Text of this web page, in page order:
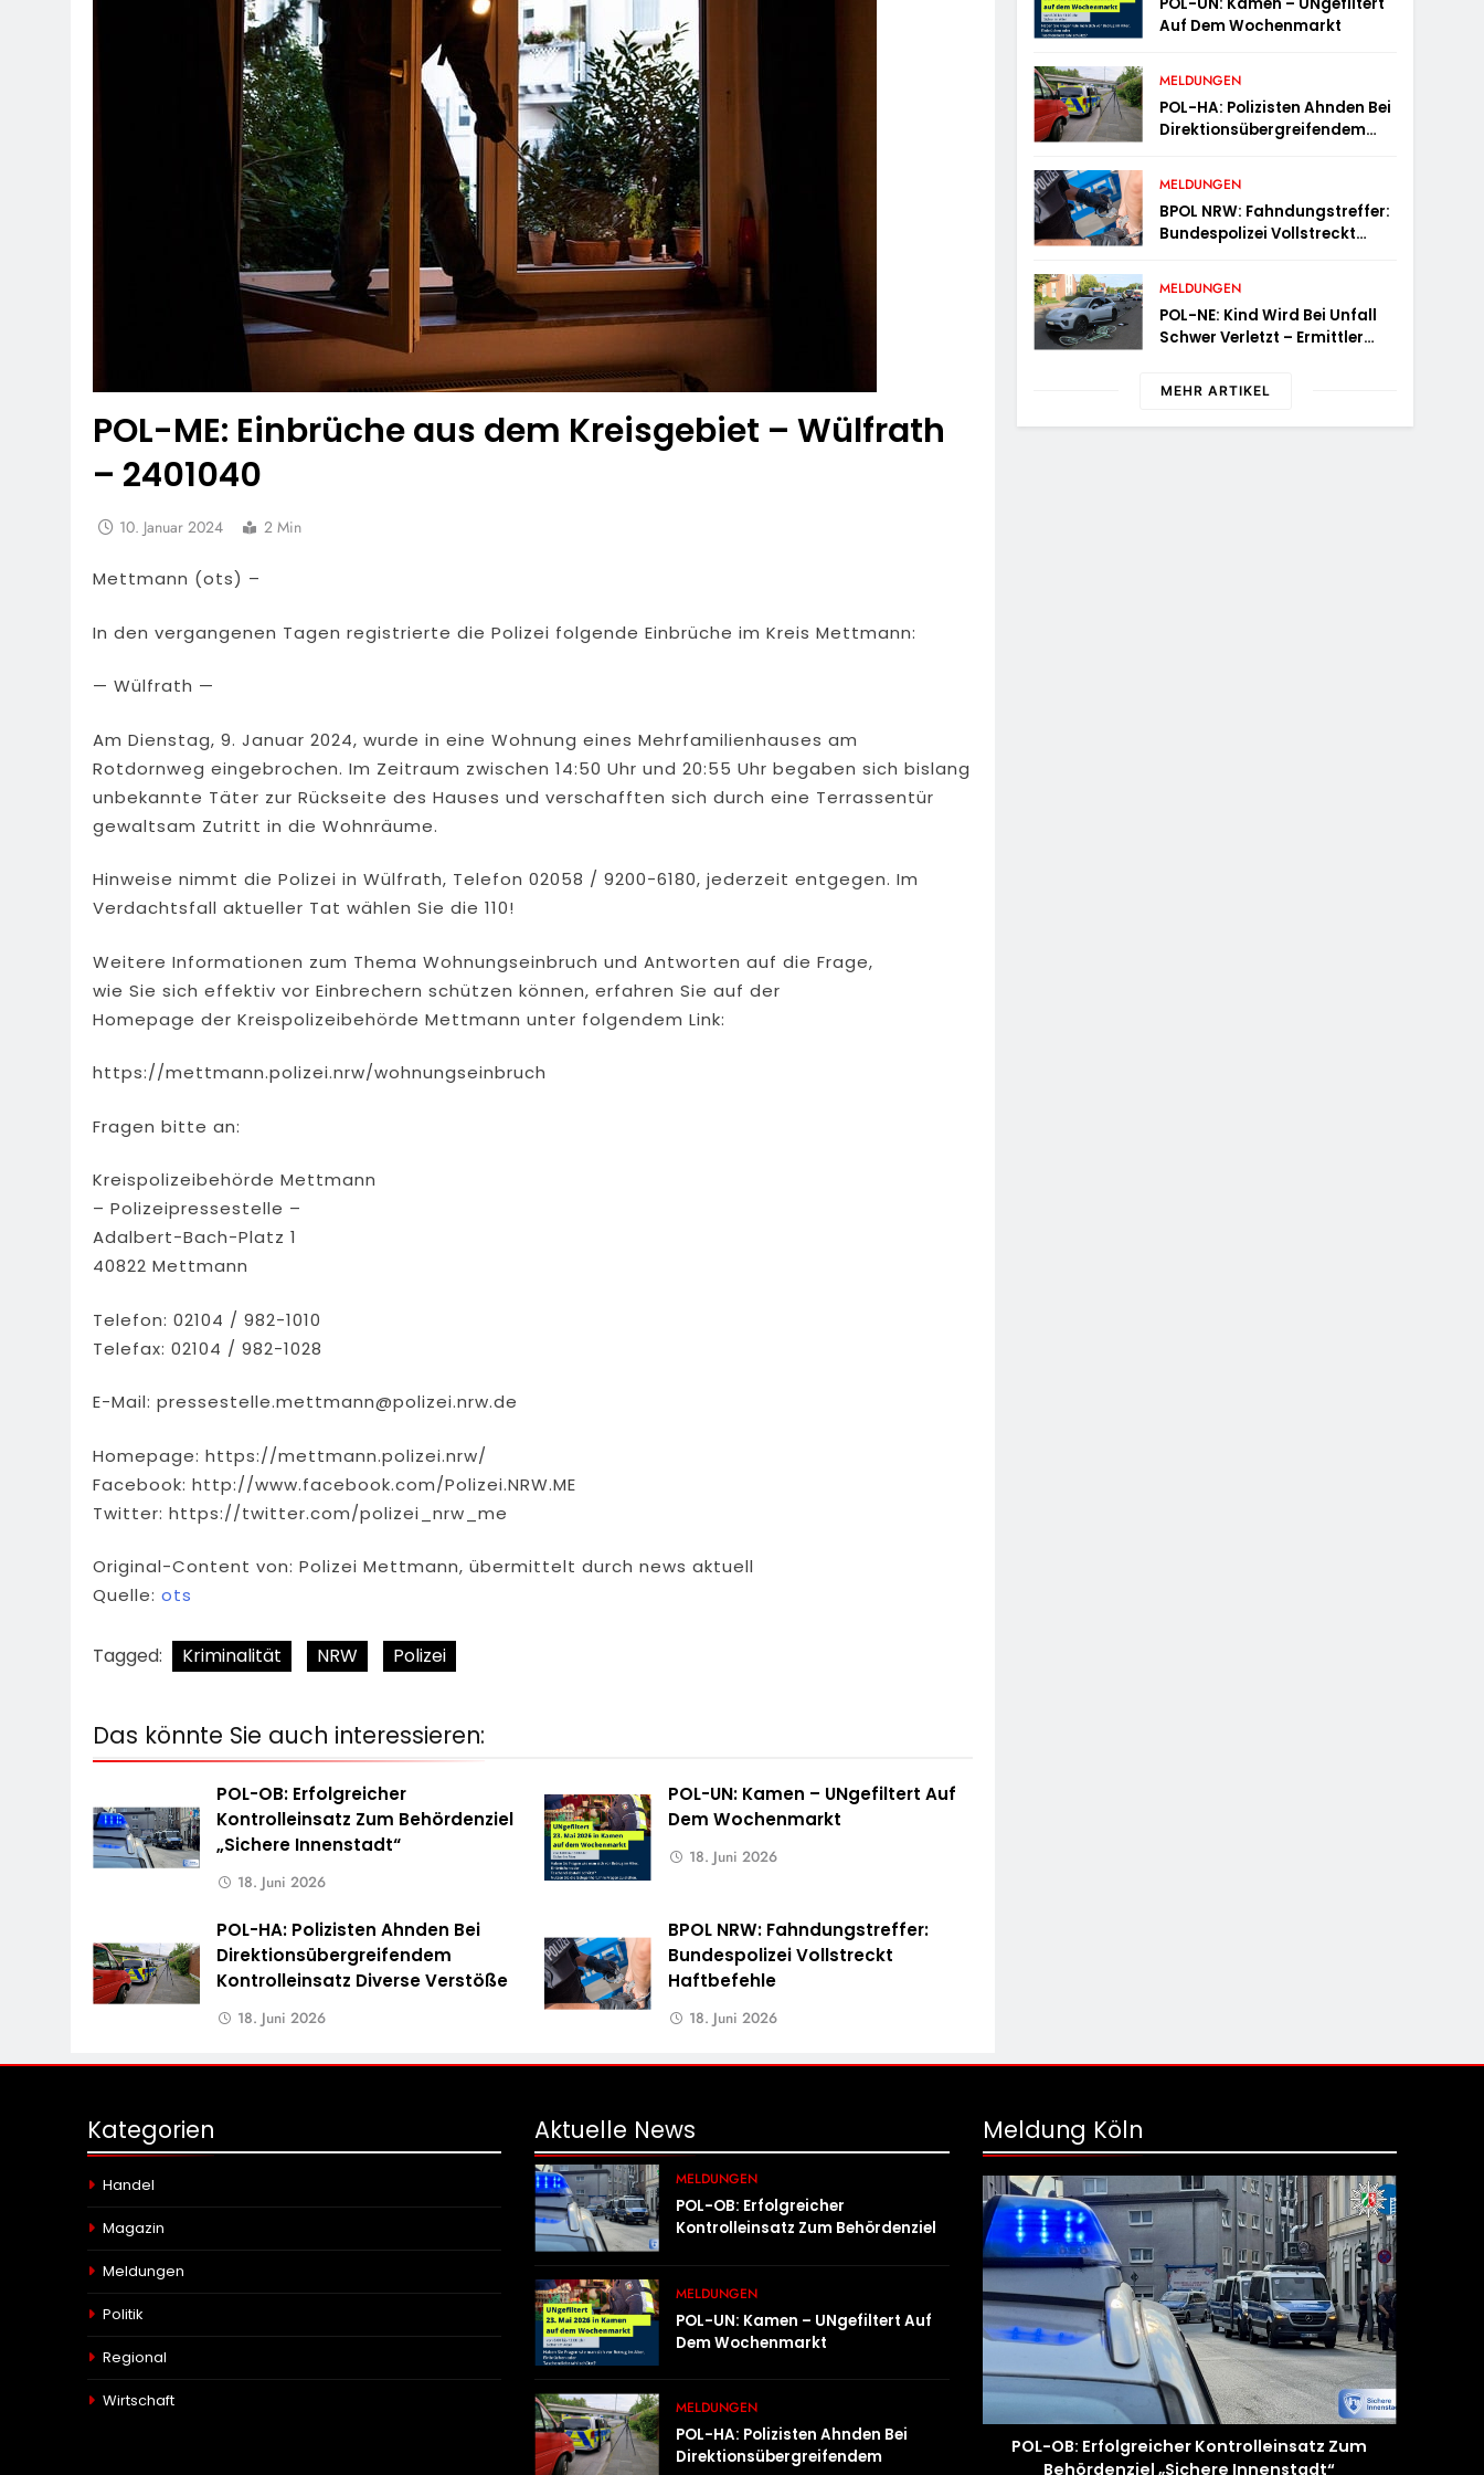
POL-ME: Einbrüche aus dem Kreisgebiet – Wülfrath
– 2401040
10. Januar 2024 2 Min
Mettmann (ots) –
In den vergangenen Tagen registrierte die Polizei folgende Einbrüche im Kreis Mettmann:
— Wülfrath —
Am Dienstag, 9. Januar 2024, wurde in eine Wohnung eines Mehrfamilienhauses am
Rotdornweg eingebrochen. Im Zeitraum zwischen 14:50 Uhr und 20:55 Uhr begaben sich bislang
unbekannte Täter zur Rückseite des Hauses und verschafften sich durch eine Terrassentür
gewaltsam Zutritt in die Wohnräume.
Hinweise nimmt die Polizei in Wülfrath, Telefon 02058 / 9200-6180, jederzeit entgegen. Im
Verdachtsfall aktueller Tat wählen Sie die 110!
Weitere Informationen zum Thema Wohnungseinbruch und Antworten auf die Frage,
wie Sie sich effektiv vor Einbrechern schützen können, erfahren Sie auf der
Homepage der Kreispolizeibehörde Mettmann unter folgendem Link:
https://mettmann.polizei.nrw/wohnungseinbruch
Fragen bitte an:
Kreispolizeibehörde Mettmann
– Polizeipressestelle –
Adalbert-Bach-Platz 1
40822 Mettmann
Telefon: 02104 / 982-1010
Telefax: 02104 / 982-1028
E-Mail: pressestelle.mettmann@polizei.nrw.de
Homepage: https://mettmann.polizei.nrw/
Facebook: http://www.facebook.com/Polizei.NRW.ME
Twitter: https://twitter.com/polizei_nrw_me
Original-Content von: Polizei Mettmann, übermittelt durch news aktuell
Quelle: ots
Tagged: Kriminalität NRW Polizei
Das könnte Sie auch interessieren:
POL-OB: Erfolgreicher
Kontrolleinsatz Zum Behördenziel
„Sichere Innenstadt“
18. Juni 2026
POL-UN: Kamen – UNgefiltert Auf
Dem Wochenmarkt
18. Juni 2026
POL-HA: Polizisten Ahnden Bei
Direktionsübergreifendem
Kontrolleinsatz Diverse Verstöße
18. Juni 2026
BPOL NRW: Fahndungstreffer:
Bundespolizei Vollstreckt
Haftbefehle
18. Juni 2026
Auf Dem Wochenmarkt
MELDUNGEN
POL-HA: Polizisten Ahnden Bei
Direktionsübergreifendem
Verstöße
MELDUNGEN
BPOL NRW: Fahndungstreffer:
Bundespolizei Vollstreckt
MELDUNGEN
POL-NE: Kind Wird Bei Unfall
Schwer Verletzt – Ermittler
MEHR ARTIKEL
Kategorien
Handel
Magazin
Meldungen
Politik
Regional
Wirtschaft
Aktuelle News
MELDUNGEN
POL-OB: Erfolgreicher
Kontrolleinsatz Zum Behördenziel
MELDUNGEN
POL-UN: Kamen – UNgefiltert Auf
Dem Wochenmarkt
MELDUNGEN
POL-HA: Polizisten Ahnden Bei
Direktionsübergreifendem
Meldung Köln
POL-OB: Erfolgreicher Kontrolleinsatz Zum
Behördenziel „Sichere Innenstadt“